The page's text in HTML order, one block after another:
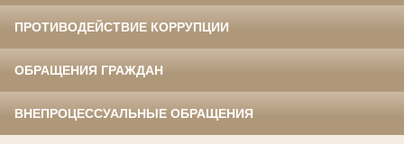
ПРОТИВОДЕЙСТВИЕ КОРРУПЦИИ
ОБРАЩЕНИЯ ГРАЖДАН
ВНЕПРОЦЕССУАЛЬНЫЕ ОБРАЩЕНИЯ